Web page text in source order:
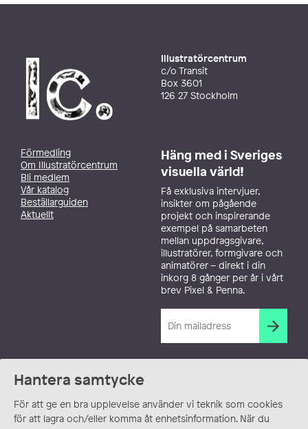
Hantera samtycke
För att ge en bra upplevelse använder vi teknik som cookies
för att lagra och/eller komma åt enhetsinformation. När du
Illustratörcentrum
c/o Transit
Box 3601
126 27 Stockholm
Förmedling
Om Illustratörcentrum
Bli medlem
Vår katalog
Beställarguiden
Aktuellt
Häng med i Sveriges
visuella värld!
Få exklusiva intervjuer,
insikter om pågående
projekt och inspirerande
exempel på samarbeten
mellan uppdragsgivare,
illustratörer, formgivare och
animatörer – direkt i din
inkorg 8 gånger per år i vårt
brev Pixel & Penna.